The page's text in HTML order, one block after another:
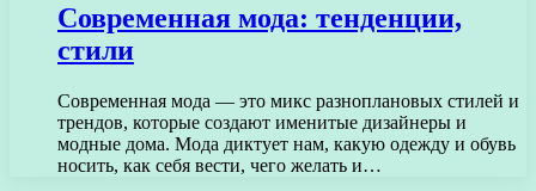
Современная мода: тенденции,
стили
Современная мода — это микс разноплановых стилей и
трендов, которые создают именитые дизайнеры и
модные дома. Мода диктует нам, какую одежду и обувь
носить, как себя вести, чего желать и…